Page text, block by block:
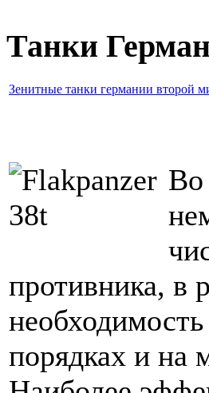
Танки
Зенитные танки германии второй
Во
противника, в
порядках и на